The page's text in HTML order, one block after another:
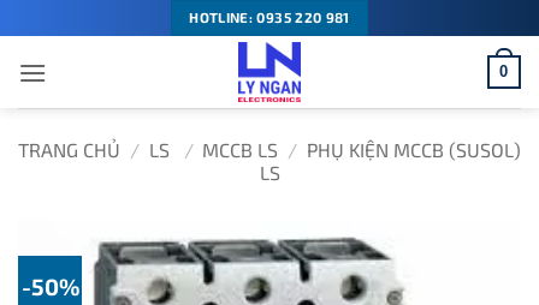
qua
nội
dung
HOTLINE: 0935 220 981
0
TRANG CHỦ / LS / MCCB LS / PHỤ KIỆN MCCB (SUSOL)
LS
-50%